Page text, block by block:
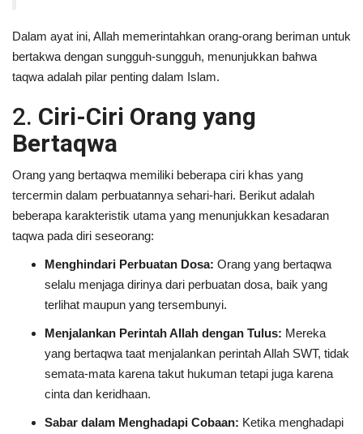
Dalam ayat ini, Allah memerintahkan orang-orang beriman untuk
bertakwa dengan sungguh-sungguh, menunjukkan bahwa
taqwa adalah pilar penting dalam Islam.
2. Ciri-Ciri Orang yang
Bertaqwa
Orang yang bertaqwa memiliki beberapa ciri khas yang
tercermin dalam perbuatannya sehari-hari. Berikut adalah
beberapa karakteristik utama yang menunjukkan kesadaran
taqwa pada diri seseorang:
Menghindari Perbuatan Dosa: Orang yang bertaqwa
selalu menjaga dirinya dari perbuatan dosa, baik yang
terlihat maupun yang tersembunyi.
Menjalankan Perintah Allah dengan Tulus: Mereka
yang bertaqwa taat menjalankan perintah Allah SWT, tidak
semata-mata karena takut hukuman tetapi juga karena
cinta dan keridhaan.
Sabar dalam Menghadapi Cobaan: Ketika menghadapi